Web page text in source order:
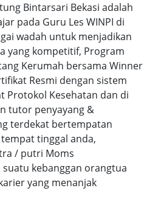
Bintarsari Bekasi adalah
pada Guru Les WINPI di
wadah untuk menjadikan
yang kompetitif, Program
Kerumah bersama Winner
Resmi dengan sistem
Protokol Kesehatan dan di
tutor penyayang &
terdekat bertempatan
tinggal anda,
/ putri Moms
kebanggan orangtua
yang menanjak